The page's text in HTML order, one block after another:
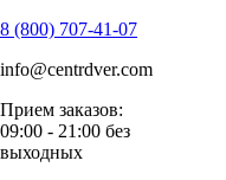
8 (800) 707-41-07
info@centrdver.com
Прием заказов:
09:00 - 21:00 без
выходных